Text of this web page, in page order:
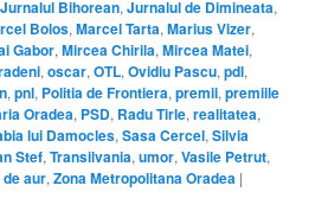
Jurnalul Bihorean,Jurnalul de Dimineata,
Bolos,Marcel Tarta,Marius Vizer,
Gabor,Mircea Chirila,Mircea Matei,
,oscar,OTL,Ovidiu Pascu,pdl,
,pnl, Politia de Frontiera,premii,premiile
Oradea, PSD, Radu Tirle,realitatea,
lui Damocles,Sasa Cercel,Silvia
Stef,Transilvania,umor,Vasile Petrut,
aur,Zona Metropolitana Oradea |